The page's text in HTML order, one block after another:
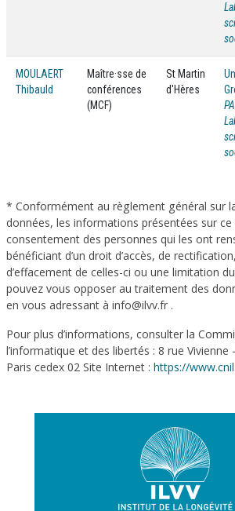
MOULAERT
Thibauld
Maître·sse de
conférences
(MCF)
St Martin
d'Hères
* Conformément au règlement général sur
données, les informations présentées sur
consentement des personnes qui les ont
bénéficiant d’un droit d’accès, de
d’effacement de celles-ci ou une limitation
pouvez vous opposer au traitement des
en vous adressant à info@ilvv.fr .
Pour plus d’informations, consulter la
l’informatique et des libertés : 8 rue Vivienne
Paris cedex 02 Site Internet : https://